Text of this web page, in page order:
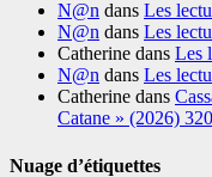
N@n dans Les
N@n dans Les
Catherine dans Les
N@n dans Les
Catherine dans
Catane » (2026)
Nuage d’étiquettes